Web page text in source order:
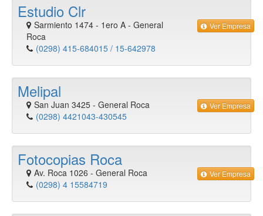
Estudio Clr
Sarmiento 1474 - 1ero A - General
Roca
(0298) 415-684015 / 15-642978
Ver Empresa
Melipal
San Juan 3425 - General Roca
(0298) 4421043-430545
Ver Empresa
Fotocopias Roca
Av. Roca 1026 - General Roca
(0298) 4 15584719
Ver Empresa